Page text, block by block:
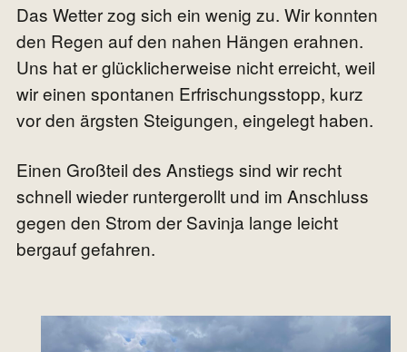
Das Wetter zog sich ein wenig zu. Wir konnten
den Regen auf den nahen Hängen erahnen.
Uns hat er glücklicherweise nicht erreicht, weil
wir einen spontanen Erfrischungsstopp, kurz
vor den ärgsten Steigungen, eingelegt haben.
Einen Großteil des Anstiegs sind wir recht
schnell wieder runtergerollt und im Anschluss
gegen den Strom der Savinja lange leicht
bergauf gefahren.